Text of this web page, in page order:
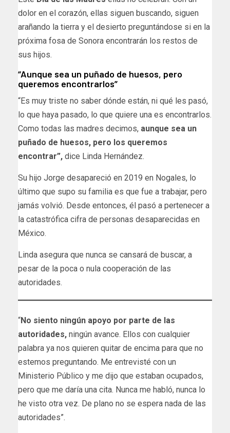
dolor en el corazón, ellas siguen buscando, siguen
arañando la tierra y el desierto preguntándose si en la
próxima fosa de Sonora encontrarán los restos de
sus hijos.
“Aunque sea un puñado de huesos, pero
queremos encontrarlos”
“Es muy triste no saber dónde están, ni qué les pasó,
lo que haya pasado, lo que quiere una es encontrarlos.
Como todas las madres decimos, aunque sea un
puñado de huesos, pero los queremos
encontrar”, dice Linda Hernández.
Su hijo Jorge desapareció en 2019 en Nogales, lo
último que supo su familia es que fue a trabajar, pero
jamás volvió. Desde entonces, él pasó a pertenecer a
la catastrófica cifra de personas desaparecidas en
México.
Linda asegura que nunca se cansará de buscar, a
pesar de la poca o nula cooperación de las
autoridades.
“No siento ningún apoyo por parte de las
autoridades, ningún avance. Ellos con cualquier
palabra ya nos quieren quitar de encima para que no
estemos preguntando. Me entrevisté con un
Ministerio Público y me dijo que estaban ocupados,
pero que me daría una cita. Nunca me habló, nunca lo
he visto otra vez. De plano no se espera nada de las
autoridades”.